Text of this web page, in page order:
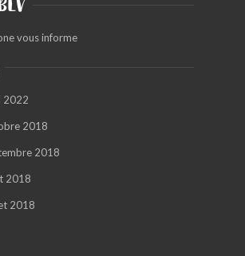
vous informe
2022
2018
2018
2018
2018